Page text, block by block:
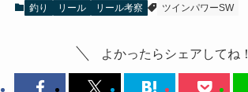
釣り リール リール考察 ツインパワーSW
よかったらシェアしてね！